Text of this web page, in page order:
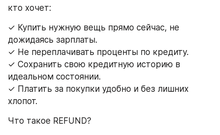
кто хочет:
✓ Купить нужную вещь прямо сейчас, не
дожидаясь зарплаты.
✓ Не переплачивать проценты по кредиту.
✓ Сохранить свою кредитную историю в
идеальном состоянии.
✓ Платить за покупки удобно и без лишних
хлопот.
Что такое REFUND?